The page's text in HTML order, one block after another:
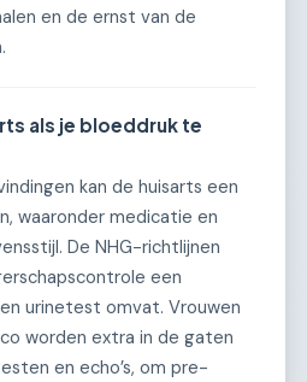
en de ernst van de
als je bloeddruk te
kan de huisarts een
waaronder medicatie en
De NHG-richtlijnen
een
urinetest omvat. Vrouwen
worden extra in de gaten
en echo’s, om pre-